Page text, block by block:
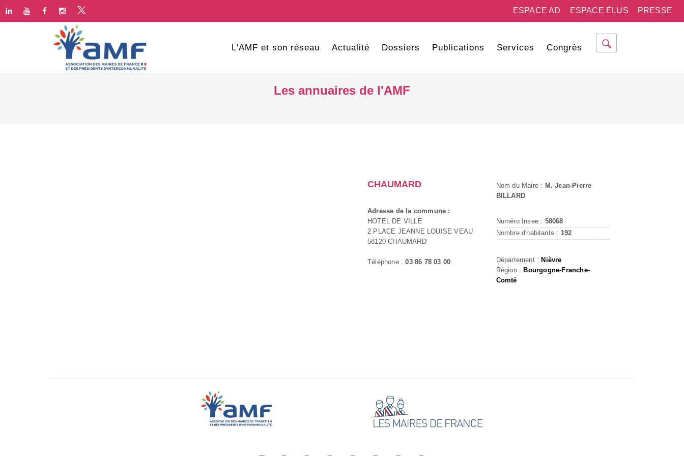
PRESSE
ESPACE ÉLUS
ESPACE AD
L'AMF et son réseau Actualité Dossiers Publications Services Congrès
Les annuaires de l'AMF
CHAUMARD
Adresse de la commune :
HOTEL DE VILLE
2 PLACE JEANNE LOUISE VEAU
58120 CHAUMARD
Téléphone :03 86 78 03 00
Nom du Maire : M. Jean-Pierre
BILLARD
Numéro Insee : 58068
Nombre d'habitants : 192
Département : Nièvre
Région : Bourgogne-Franche-
Comté